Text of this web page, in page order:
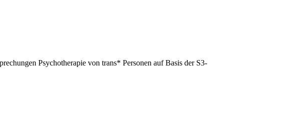
Psychotherapie von trans* Personen auf Basis der S3-